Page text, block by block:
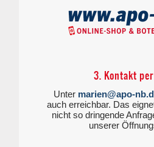
3. Kontakt
Unter marien@apo-
auch erreichbar. Das
nicht so dringende
unserer